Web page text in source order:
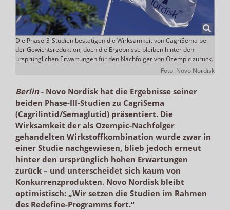
Die Phase-3-Studien bestätigen die Wirksamkeit von CagriSema bei
der Gewichtsreduktion, doch die Ergebnisse bleiben hinter den
ursprünglichen Erwartungen für den Nachfolger von Ozempic zurück.
Foto: Novo Nordisk
Berlin- Novo Nordisk hat die Ergebnisse seiner
beiden Phase-III-Studien zu CagriSema
(Cagrilintid/Semaglutid) präsentiert. Die
Wirksamkeit der als Ozempic-Nachfolger
gehandelten Wirkstoffkombination wurde zwar in
einer Studie nachgewiesen, blieb jedoch erneut
hinter den ursprünglich hohen Erwartungen
zurück – und unterscheidet sich kaum von
Konkurrenzprodukten. Novo Nordisk bleibt
optimistisch: „Wir setzen die Studien im Rahmen
des Redefine-Programms fort.“